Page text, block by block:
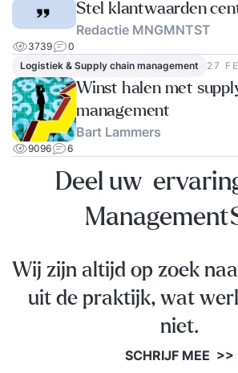
Stel klantwaarden
Redactie MNGMNTST
3739
0
Logistiek & Supply chain management
27
Winst halen met
management
Bart Lammers
9096 6
Deel uw
Wij zijn altijd op zoek
uit de praktijk, wat
niet.
SCHRIJF MEE >>